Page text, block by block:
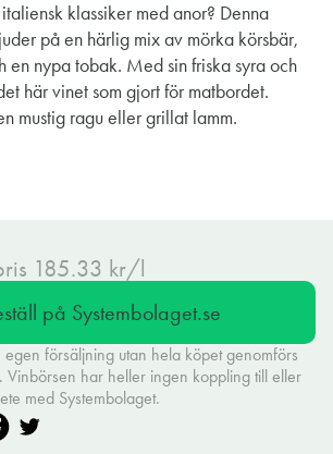
klassiker med anor? Denna
på en härlig mix av mörka körsbär,
en nypa tobak. Med sin friska syra och
här vinet som gjort för matbordet.
mustig ragu eller grillat lamm.
185.33 kr/l
på Systembolaget.se
försäljning utan hela köpet genomförs
Vinbörsen har heller ingen koppling till eller
med Systembolaget.